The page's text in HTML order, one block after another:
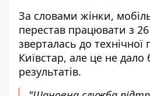
За словами жінки,
перестав працювати з
зверталась до технічної
Київстар, але це не дало
результатів.